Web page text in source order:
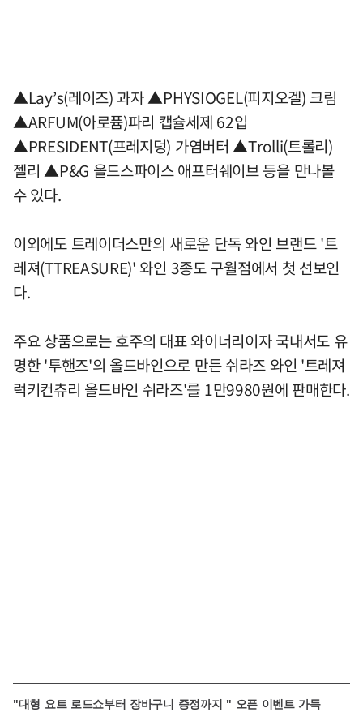
▲Lay’s(레이즈) 과자 ▲PHYSIOGEL(피지오겔) 크림
▲ARFUM(아로퓸)파리 캡슐세제 62입
▲PRESIDENT(프레지덩) 가염버터 ▲Trolli(트롤리)
젤리 ▲P&G 올드스파이스 애프터쉐이브 등을 만나볼
수 있다.
이외에도 트레이더스만의 새로운 단독 와인 브랜드 '트
레져(TTREASURE)' 와인 3종도 구월점에서 첫 선보인
다.
주요 상품으로는 호주의 대표 와이너리이자 국내서도 유
명한 '투핸즈'의 올드바인으로 만든 쉬라즈 와인 '트레져
럭키컨츄리 올드바인 쉬라즈'를 1만9980원에 판매한다.
"대형 요트 로드쇼부터 장바구니 증정까지 " 오픈 이벤트 가득